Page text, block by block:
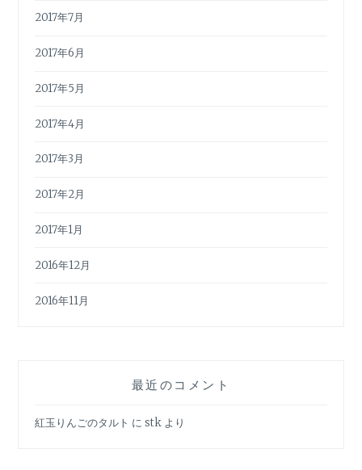
2017年7月
2017年6月
2017年5月
2017年4月
2017年3月
2017年2月
2017年1月
2016年12月
2016年11月
最近のコメント
紅玉りんごのタルト にstk より